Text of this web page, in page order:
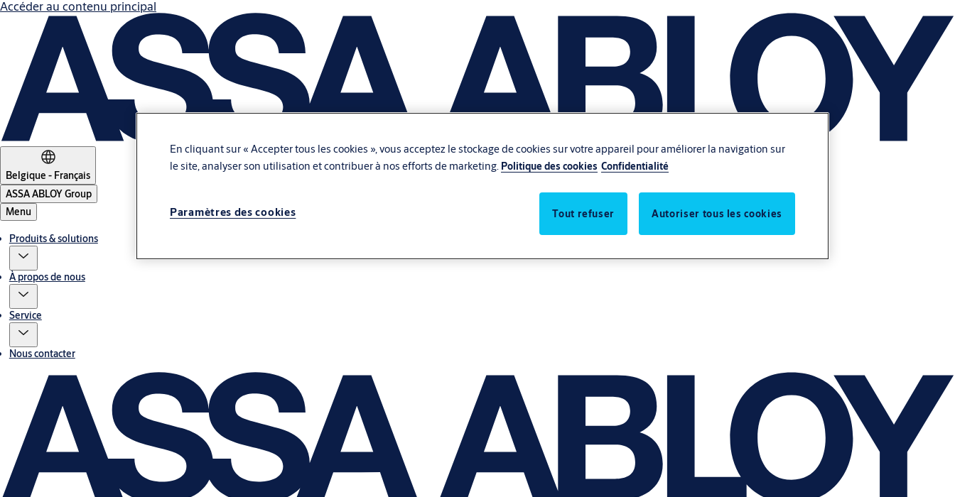
Accéder au contenu principal
Belgique - Français
ASSA ABLOY Group
Menu
Produits & solutions
À propos de nous
Service
Nous contacter
En cliquant sur « Accepter tous les cookies », vous acceptez le stockage de cookies sur votre appareil pour améliorer la navigation sur
le site, analyser son utilisation et contribuer à nos efforts de marketing. Politique des cookies Confidentialité
Paramètres des cookies Tout refuser Autoriser tous les cookies